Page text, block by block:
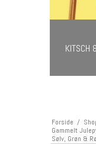
Om Igen-brugsen
Fortrydelsesformular
Åbningstider
KITSCH
Forside /
Gammelt
Sølv, Grøn &